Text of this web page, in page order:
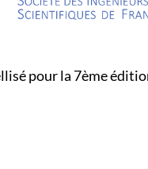
pour la 7ème